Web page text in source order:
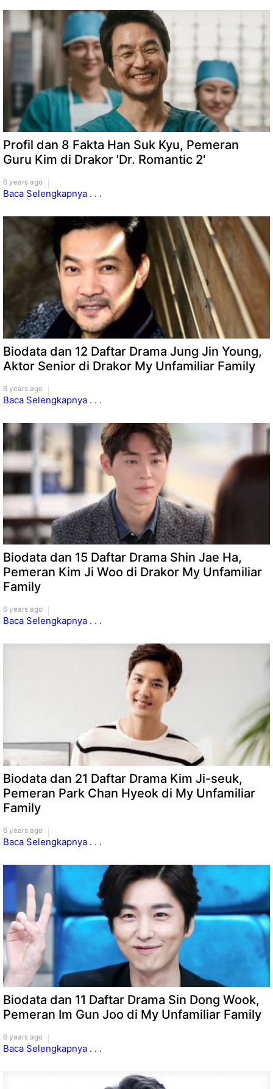
Profil dan 8 Fakta Han Suk Kyu, Pemeran
Guru Kim di Drakor 'Dr. Romantic 2'
6 years ago
Baca Selengkapnya . . .
Biodata dan 12 Daftar Drama Jung Jin Young,
Aktor Senior di Drakor My Unfamiliar Family
6 years ago
Baca Selengkapnya . . .
Biodata dan 15 Daftar Drama Shin Jae Ha,
Pemeran Kim Ji Woo di Drakor My Unfamiliar
Family
6 years ago
Baca Selengkapnya . . .
Biodata dan 21 Daftar Drama Kim Ji-seuk,
Pemeran Park Chan Hyeok di My Unfamiliar
Family
6 years ago
Baca Selengkapnya . . .
Biodata dan 11 Daftar Drama Sin Dong Wook,
Pemeran Im Gun Joo di My Unfamiliar Family
6 years ago
Baca Selengkapnya . . .